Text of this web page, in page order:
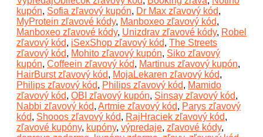
kupón, Sofia zľavový kupón, Dr Max zľavový kód,
MyProtein zľavové kódy, Manboxeo zľavový kód,
Manboxeo zľavové kódy, Unizdrav zľavové kódy, Robel
zľavový kód, iSexShop zľavový kód, The Streets
zľavový kód, Mohito zľavový kupón, Siko zľavový
kupón, Coffeein zľavový kód, Martinus zľavový kupón,
HairBurst zľavový kód, MojaLekaren zľavový kód,
Philips zľavový kód, Philips zľavový kód, Mamido
zľavový kód, OBI zľavový kupón, Sinsay zľavový kód,
Nabbi zľavový kód, Artmie zľavový kód, Parys zľavový
kód, Shooos zľavový kód, RajHraciek zľavový kód,
zľavové kupóny, kupóny, výpredaje, zľavové kódy,